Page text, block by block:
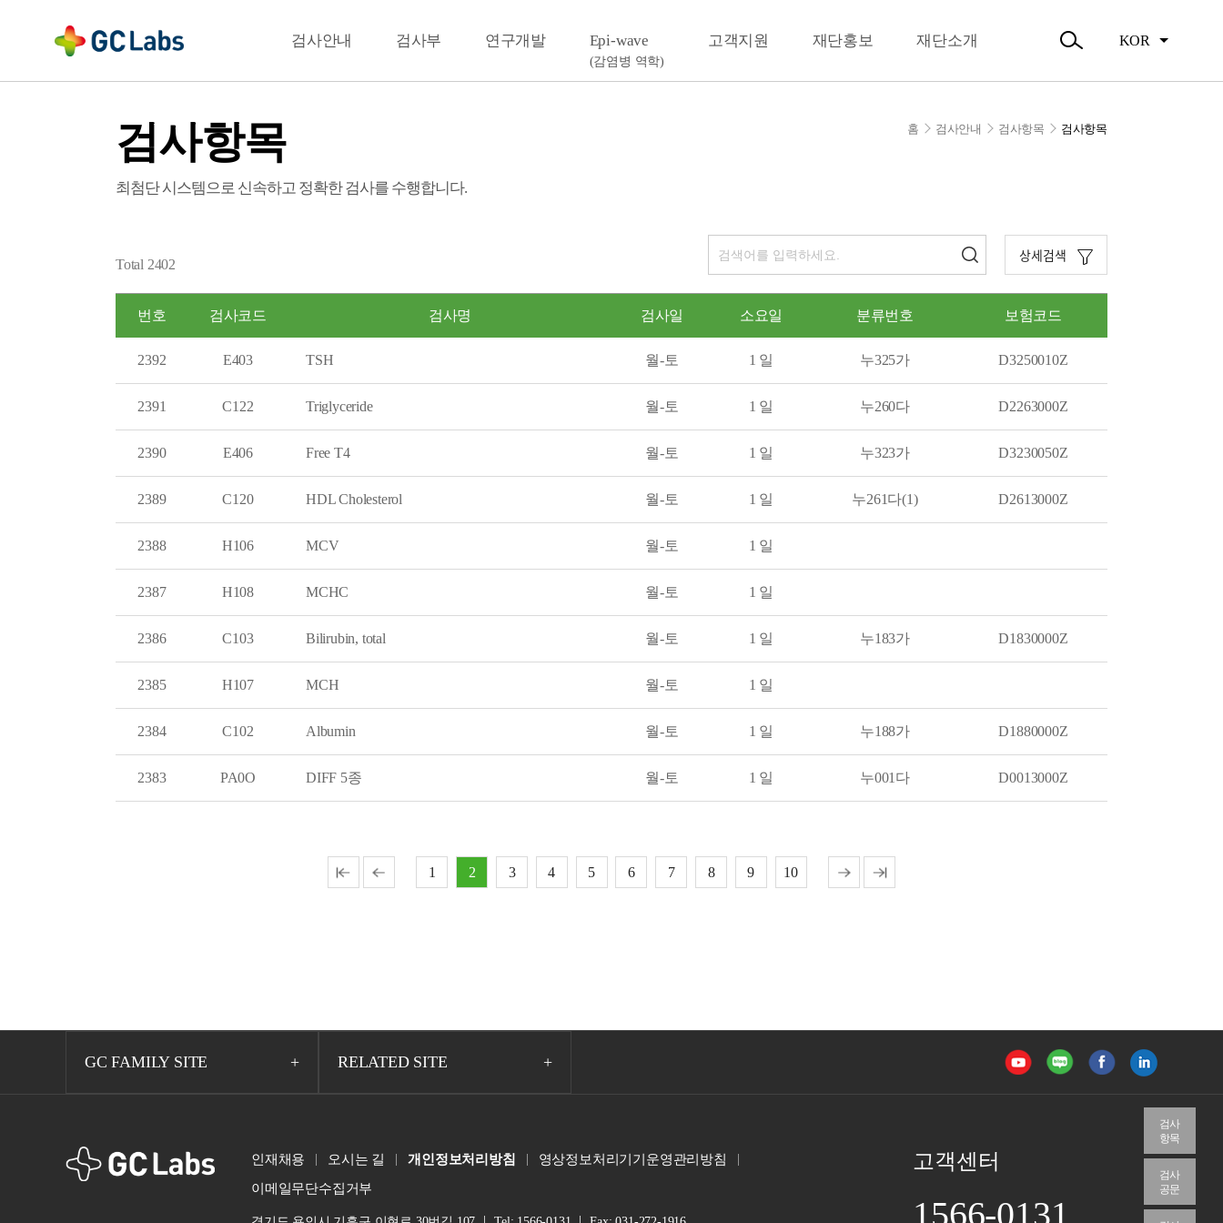
뉴
검사안내
결과확인 검사부 연구개발 Epi-wave
(감염병 역학)
고객지원 재단홍보
활동소식
재단소개
검
열
KOR
홈 검사안내 검사항목 검사항목
검사항목
최첨단 시스템으로 신속하고 정확한 검사를 수행합니다.
상세검색
Total 2402
번호 검사코드 검사명 검사일 소요일 분류번호 보험코드
2392 E403 TSH 월-토 1 일 누325가 D3250010Z
2391 C122 Triglyceride 월-토 1 일 누260다 D2263000Z
2390 E406 Free T4 월-토 1 일 누323가 D3230050Z
2389 C120 HDL Cholesterol 월-토 1 일 누261다(1) D2613000Z
2388 H106 MCV 월-토 1 일
2387 H108 MCHC 월-토 1 일
2386 C103 Bilirubin, total 월-토 1 일 누183가 D1830000Z
2385 H107 MCH 월-토 1 일
2384 C102 Albumin 월-토 1 일 누188가 D1880000Z
2383 PA0O DIFF 5종 월-토 1 일 누001다 D0013000Z
1 2 3 4 5 6 7 8 9 10
검사
항목
검사
공문
GC FAMILY SITE RELATED SITE
GCLabs 인재채용 오시는 길 개인정보처리방침
영상정보처리기기운영관리방침
이메일무단수집거부
고객센터
1566-0131